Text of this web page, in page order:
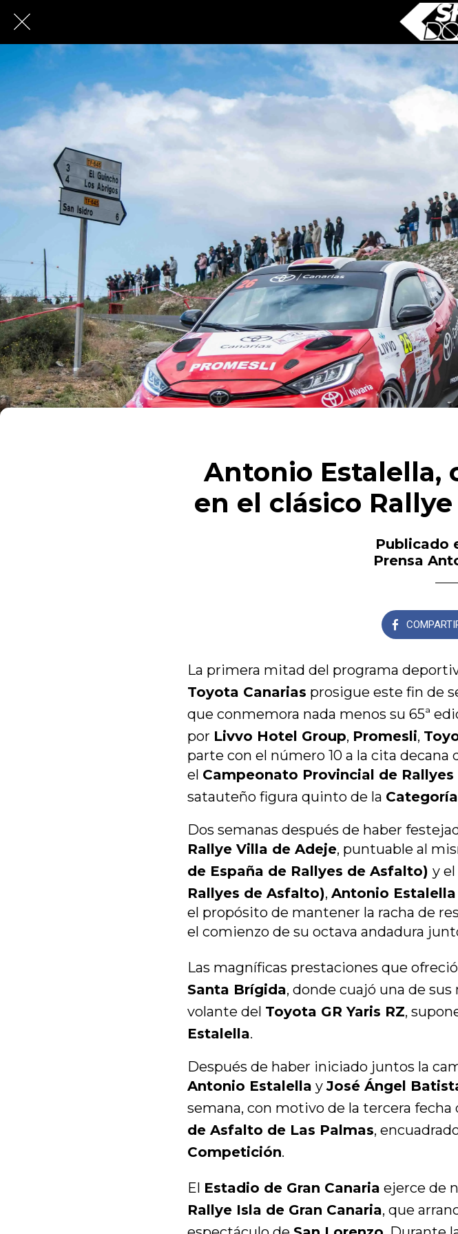
Antonio Estalella,
en el clásico
Publicado
Prensa
La primera mitad del programa
Toyota Canarias prosigue este fin de
que conmemora nada menos su 65ª
por Livvo Hotel Group, Promesli,
parte con el número 10 a la cita
el Campeonato Provincial de
satauteño figura quinto de la
Dos semanas después de haber
Rallye Villa de Adeje, puntuable al
de España de Rallyes de Asfalto) y el
Rallyes de Asfalto), Antonio Estalella
el propósito de mantener la racha de
el comienzo de su octava andadura
Las magníficas prestaciones que
Santa Brígida, donde cuajó una de
volante del Toyota GR Yaris RZ,
Estalella.
Después de haber iniciado juntos la
Antonio Estalella yJosé Ángel
semana, con motivo de la tercera fecha
de Asfalto de Las Palmas,
Competición.
El Estadio de Gran Canaria ejerce de
Rallye Isla de Gran Canaria, que